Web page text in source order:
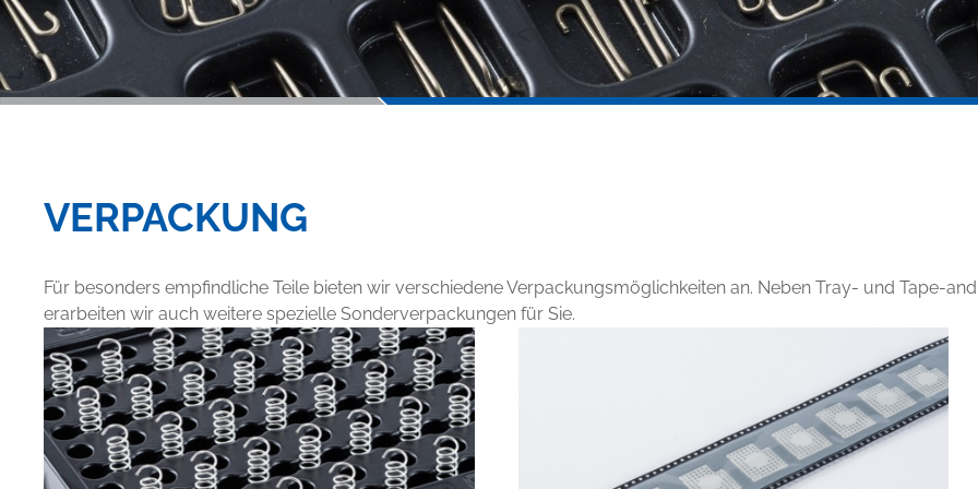
VERPACKUNG
Für besonders empfindliche Teile bieten wir verschiedene Verpackungsmöglichkeiten an. Neben Tray- und Tape-
erarbeiten wir auch weitere spezielle Sonderverpackungen für Sie.